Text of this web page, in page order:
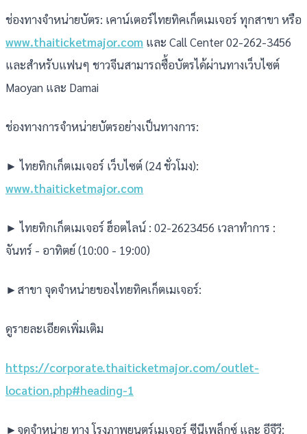
ช่องทางจำหน่ายบัตร: เคาน์เตอร์ไทยทิคเก็ตเมเจอร์ ทุกสาขา หรือ
www.thaiticketmajor.com และ Call Center 02-262-3456
และสำหรับแฟนๆ ชาวจีนสามารถซื้อบัตรได้ผ่านทางเว็บไซต์
Maoyan และ Damai
ช่องทางการจำหน่ายบัตรอย่างเป็นทางการ:
► ไทยทิกเก็ตเมเจอร์ เว็บไซต์ (24 ชั่วโมง):
www.thaiticketmajor.com
► ไทยทิกเก็ตเมเจอร์ ฮ็อตไลน์ : 02-2623456 เวลาทำการ :
จันทร์ - อาทิตย์ (10:00 - 19:00)
►สาขา จุดจำหน่ายของไทยทิคเก็ตเมเจอร์:
ดูรายละเอียดเพิ่มเติม
https://corporate.thaiticketmajor.com/outlet-
location.php#heading-1
►จุดจำหน่าย ทาง โรงภาพยนตร์เมเจอร์ ซีนีเพล็กซ์ และ อีจีวี: